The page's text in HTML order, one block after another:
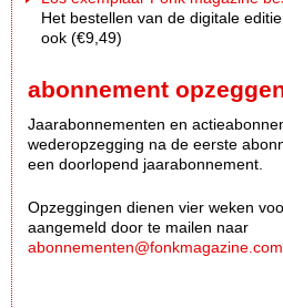
Het bestellen van de digitale
ook (€9,49)
abonnement
Jaarabonnementen en
wederopzegging na de eerste
een doorlopend jaarabonnement.
Opzeggingen dienen vier weken
aangemeld door te mailen naar
abonnementen@fonkmagazine.com